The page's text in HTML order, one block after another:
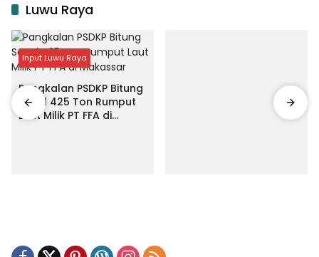
Luwu Raya
Input Luwu Raya
Pangkalan PSDKP Bitung
Segel 425 Ton Rumput
Laut Milik PT FFA di